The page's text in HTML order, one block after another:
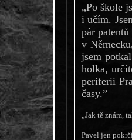
„Po škole
i učím.
pár patentů a
v Německu, na rok
jsem
holka,
periferii
časy.”
„Jak tě znám,
Pavel jen